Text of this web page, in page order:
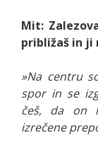
Mit:
približaš in ji
»Na centru
spor in se
češ, da on
izrečene